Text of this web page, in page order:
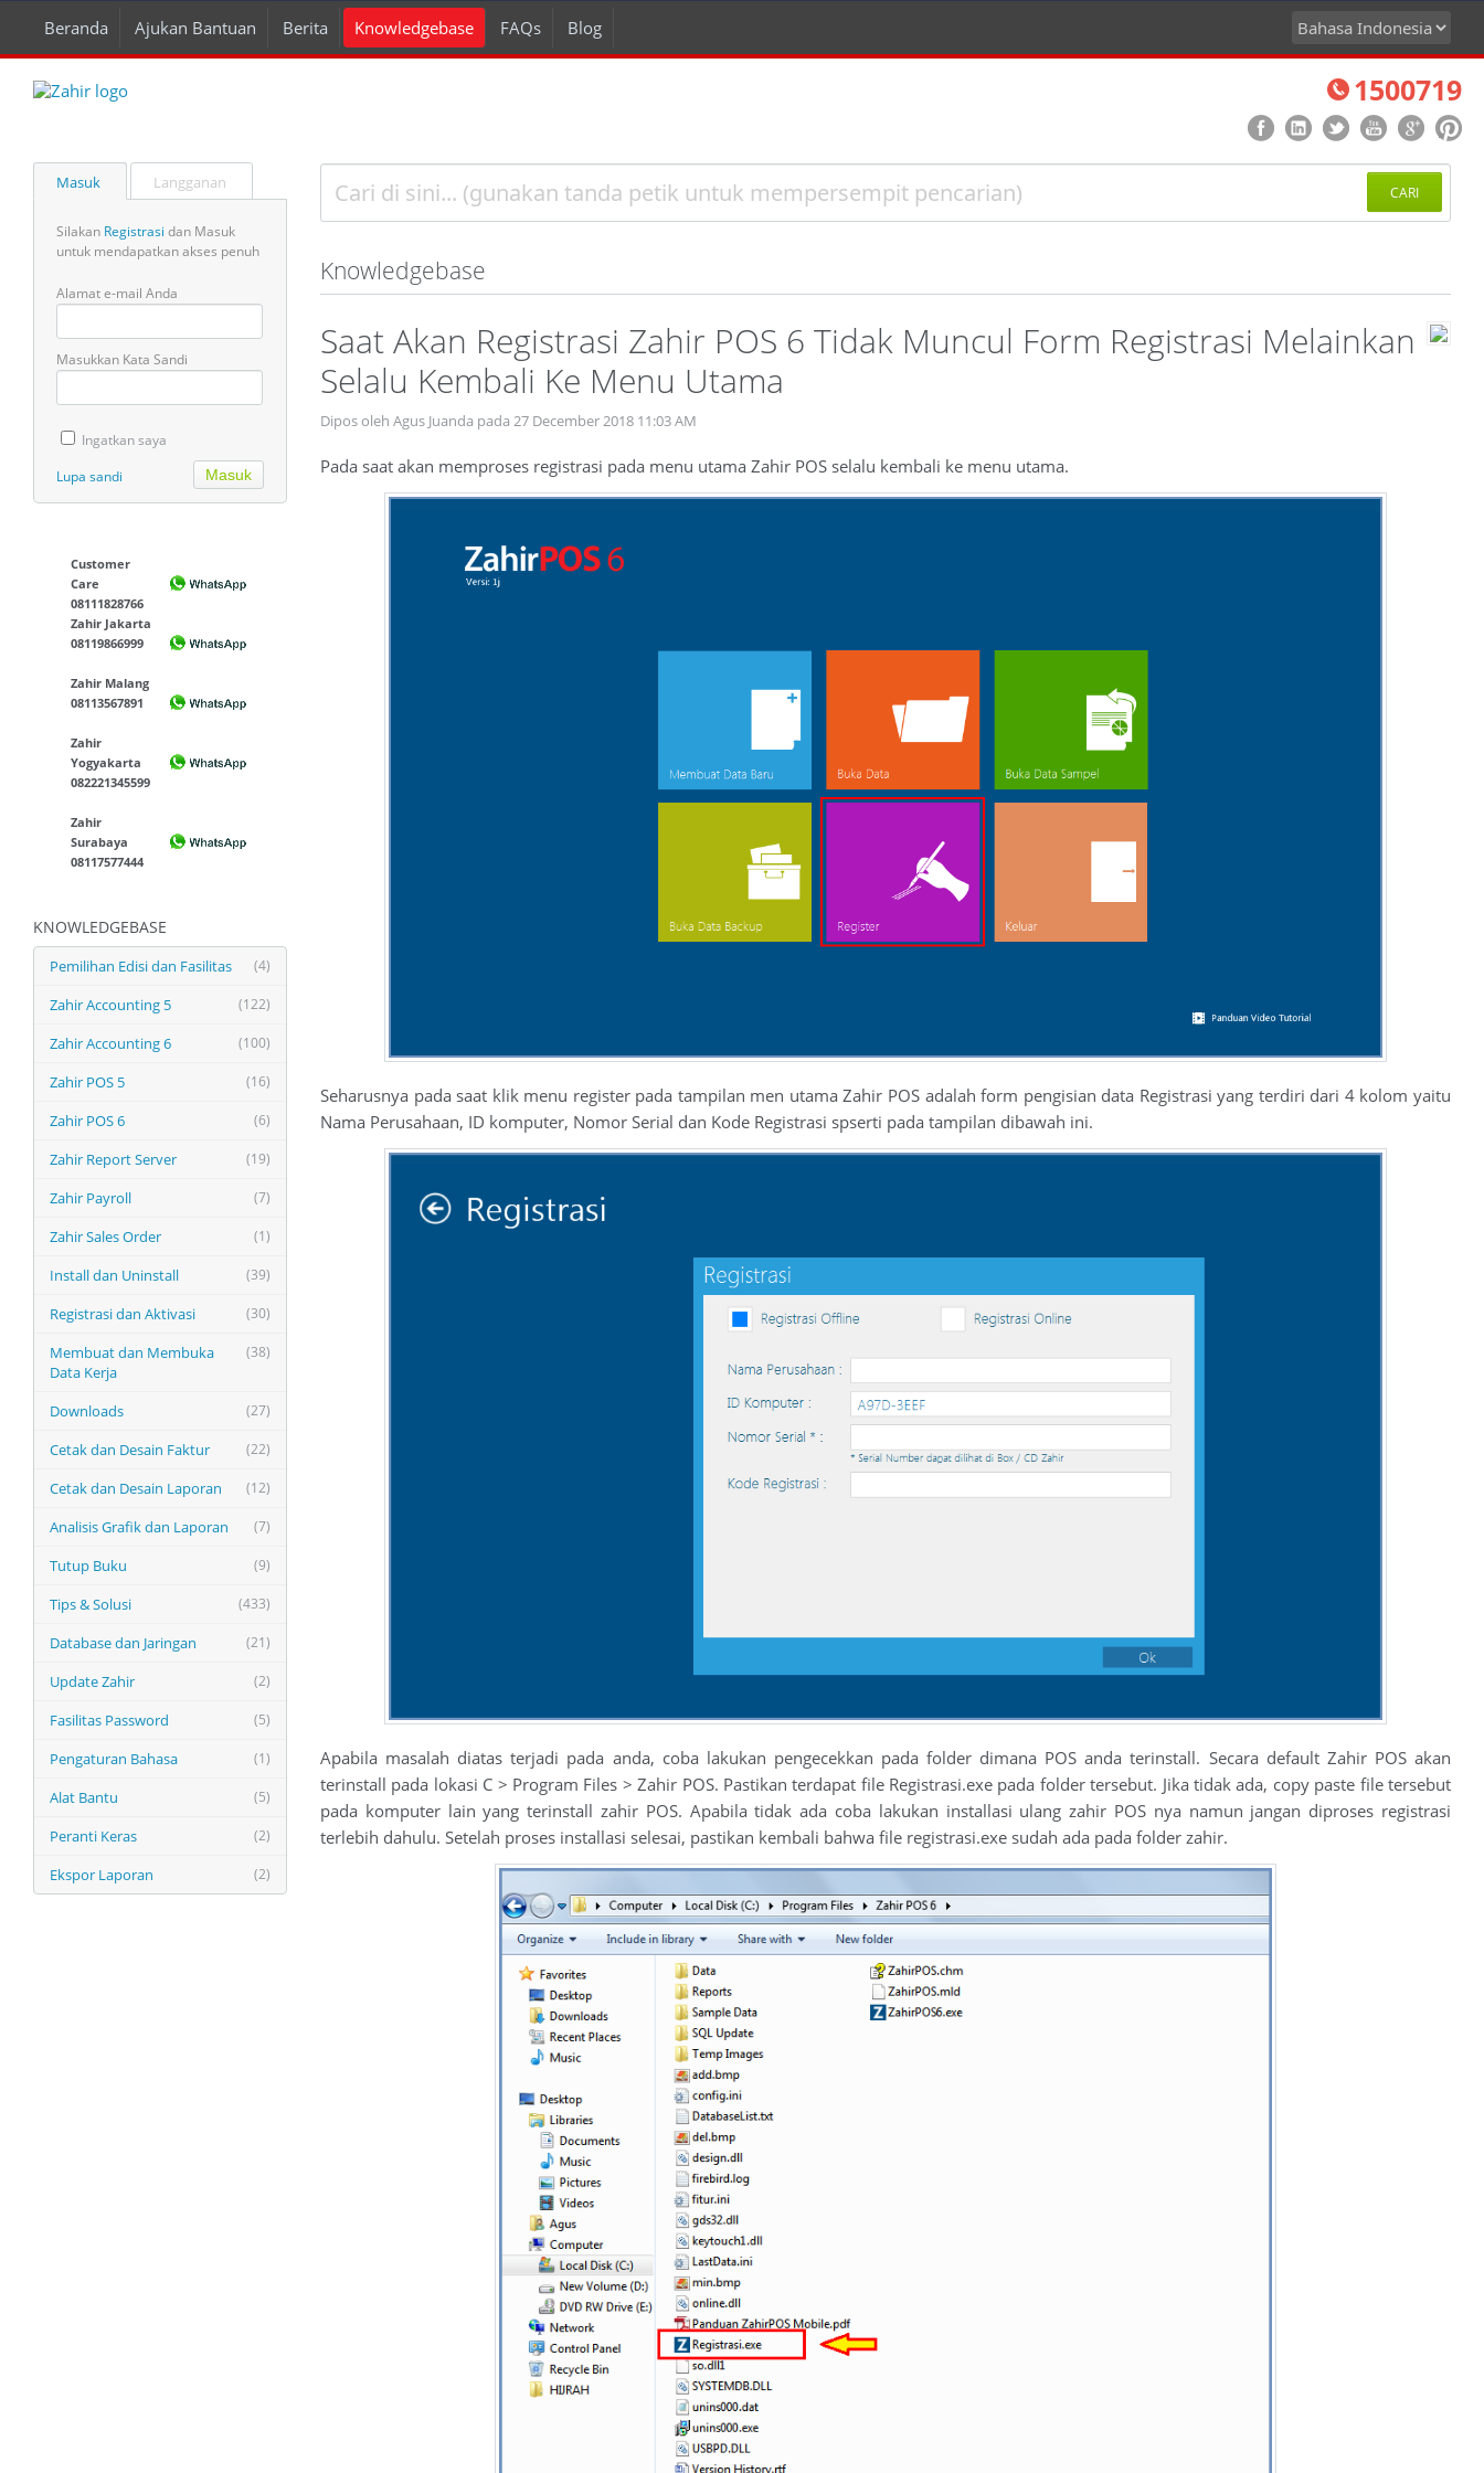
Beranda Ajukan Bantuan Berita Knowledgebase FAQs Blog
1500719
Masuk Langganan
Silakan Registrasi dan Masuk
untuk mendapatkan akses penuh
Alamat e-mail Anda
Masukkan Kata Sandi
Ingatkan saya
Lupa sandi
Customer
Care
08111828766
Zahir Jakarta
08119866999
Zahir Malang
08113567891
Zahir
Yogyakarta
082221345599
Zahir
Surabaya
08117577444
KNOWLEDGEBASE
(4)
Pemilihan Edisi dan Fasilitas
(122)
Zahir Accounting 5
(100)
Zahir Accounting 6
(16)
Zahir POS 5
(6)
Zahir POS 6
(19)
Zahir Report Server
(7)
Zahir Payroll
(1)
Zahir Sales Order
(39)
Install dan Uninstall
(30)
Registrasi dan Aktivasi
(38)
Membuat dan Membuka
Data Kerja
(27)
Downloads
(22)
Cetak dan Desain Faktur
(12)
Cetak dan Desain Laporan
(7)
Analisis Grafik dan Laporan
(9)
Tutup Buku
(433)
Tips & Solusi
(21)
Database dan Jaringan
(2)
Update Zahir
(5)
Fasilitas Password
(1)
Pengaturan Bahasa
(5)
Alat Bantu
(2)
Peranti Keras
(2)
Ekspor Laporan
CARI
Knowledgebase
Saat Akan Registrasi Zahir POS 6 Tidak Muncul Form Registrasi Melainkan
Selalu Kembali Ke Menu Utama
Dipos oleh Agus Juanda pada 27 December 2018 11:03 AM
Pada saat akan memproses registrasi pada menu utama Zahir POS selalu kembali ke menu utama.
Seharusnya pada saat klik menu register pada tampilan men utama Zahir POS adalah form pengisian data Registrasi yang terdiri dari 4 kolom yaitu
Nama Perusahaan, ID komputer, Nomor Serial dan Kode Registrasi spserti pada tampilan dibawah ini.
Apabila masalah diatas terjadi pada anda, coba lakukan pengecekkan pada folder dimana POS anda terinstall. Secara default Zahir POS akan
terinstall pada lokasi C > Program Files > Zahir POS. Pastikan terdapat file Registrasi.exe pada folder tersebut. Jika tidak ada, copy paste file tersebut
pada komputer lain yang terinstall zahir POS. Apabila tidak ada coba lakukan installasi ulang zahir POS nya namun jangan diproses registrasi
terlebih dahulu. Setelah proses installasi selesai, pastikan kembali bahwa file registrasi.exe sudah ada pada folder zahir.